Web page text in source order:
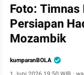
Foto:
Persiapan
Mozambik
kumparanBOLA